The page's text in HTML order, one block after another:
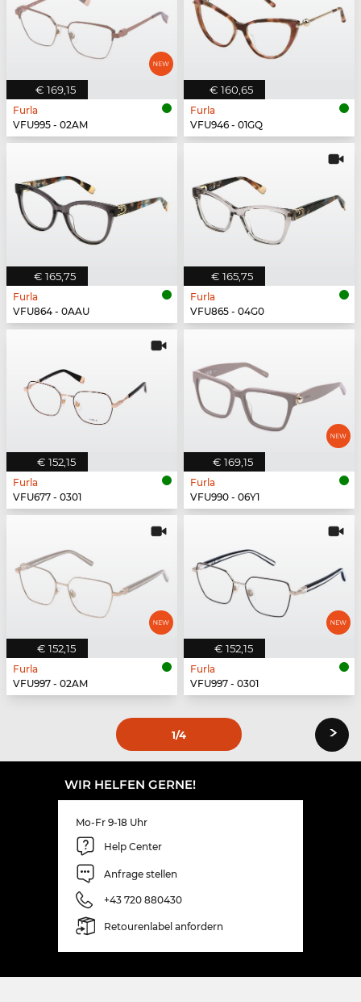
€ 169,15
Furla
VFU995 - 02AM
€ 160,65
Furla
VFU946 - 01GQ
€ 165,75
Furla
VFU864 - 0AAU
€ 165,75
Furla
VFU865 - 04G0
€ 152,15
Furla
VFU677 - 0301
€ 169,15
Furla
VFU990 - 06Y1
€ 152,15
Furla
VFU997 - 02AM
€ 152,15
Furla
VFU997 - 0301
1/4 ›
WIR HELFEN GERNE!
Mo-Fr 9-18 Uhr
Help Center
Anfrage stellen
+43 720 880430
Retourenlabel anfordern